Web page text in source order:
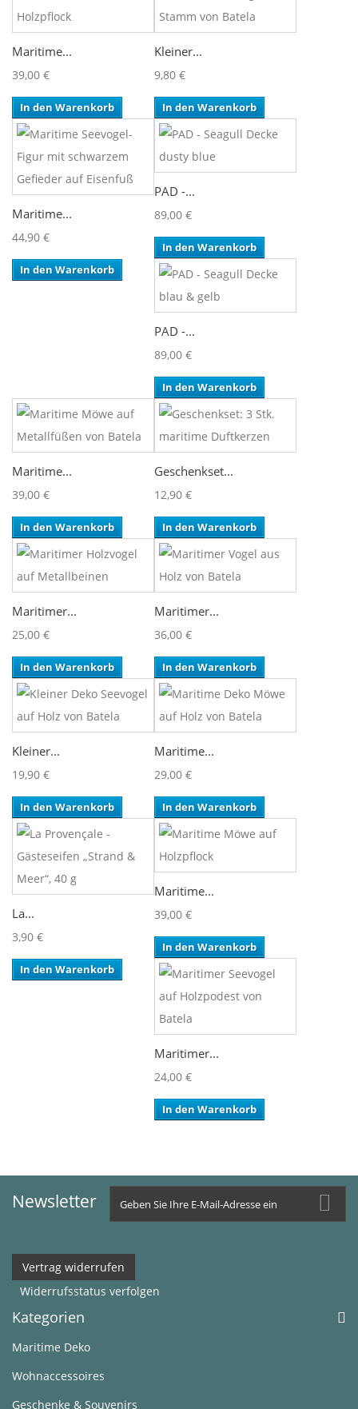
Maritime...
39,00 €
In den Warenkorb
Kleiner...
9,80 €
In den Warenkorb
Maritime...
44,90 €
In den Warenkorb
PAD -...
89,00 €
In den Warenkorb
PAD -...
89,00 €
In den Warenkorb
Maritime...
39,00 €
In den Warenkorb
Geschenkset...
12,90 €
In den Warenkorb
Maritimer...
25,00 €
In den Warenkorb
Maritimer...
36,00 €
In den Warenkorb
Kleiner...
19,90 €
In den Warenkorb
Maritime...
29,00 €
In den Warenkorb
La...
3,90 €
In den Warenkorb
Maritime...
39,00 €
In den Warenkorb
Maritimer...
24,00 €
In den Warenkorb
Newsletter
Vertrag widerrufen
Widerrufsstatus verfolgen
Kategorien
Maritime Deko
Wohnaccessoires
Geschenke & Souvenirs